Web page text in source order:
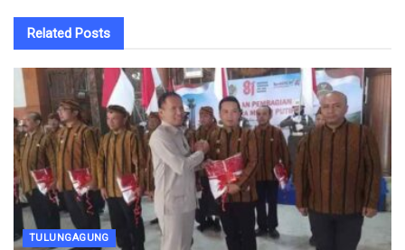
Related Posts
TULUNGAGUNG